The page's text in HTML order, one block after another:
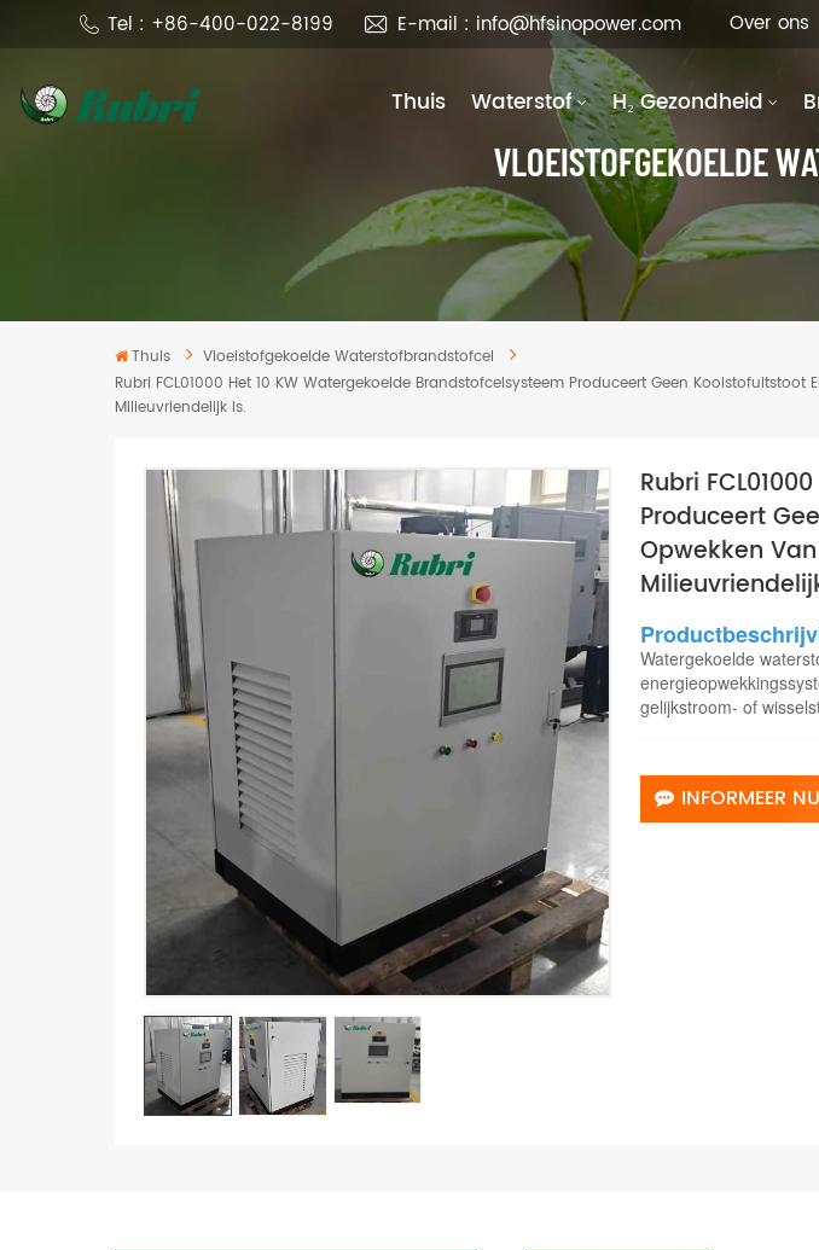
Tel : +86-400-022-8199 E-mail : info@hfsinopower.com Over ons
Thuis Waterstof H₂ Gezondheid
VLOEISTOFGEKOELDE
Thuis
Vloeistofgekoelde Waterstofbrandstofcel
Rubri FCL01000 Het 10 KW Watergekoelde Brandstofcelsysteem Produceert Geen
Milieuvriendelijk Is.
Rubri
Produceert
Opwekken
Watergekoelde
gelijkstroom- of
INFORMEER NU